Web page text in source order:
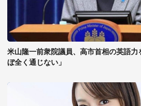
米山隆一前衆院議員、高市首相の英語力
ぼ全く通じない」